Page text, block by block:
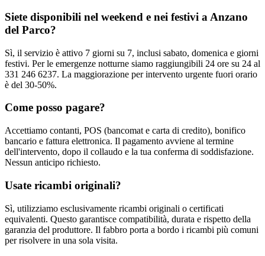
Siete disponibili nel weekend e nei festivi a Anzano
del Parco?
Sì, il servizio è attivo 7 giorni su 7, inclusi sabato, domenica e giorni
festivi. Per le emergenze notturne siamo raggiungibili 24 ore su 24 al
331 246 6237. La maggiorazione per intervento urgente fuori orario
è del 30-50%.
Come posso pagare?
Accettiamo contanti, POS (bancomat e carta di credito), bonifico
bancario e fattura elettronica. Il pagamento avviene al termine
dell'intervento, dopo il collaudo e la tua conferma di soddisfazione.
Nessun anticipo richiesto.
Usate ricambi originali?
Sì, utilizziamo esclusivamente ricambi originali o certificati
equivalenti. Questo garantisce compatibilità, durata e rispetto della
garanzia del produttore. Il fabbro porta a bordo i ricambi più comuni
per risolvere in una sola visita.